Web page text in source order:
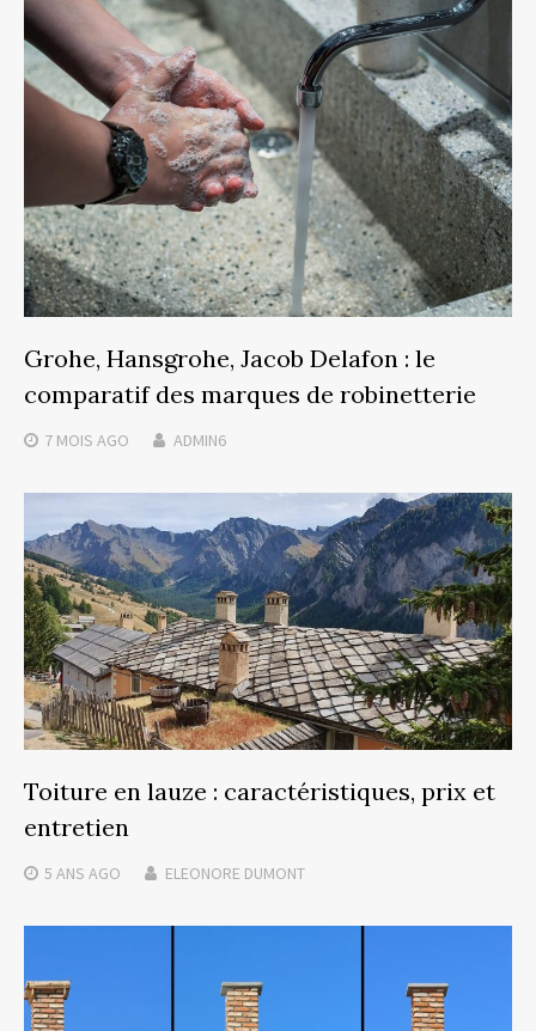
Grohe, Hansgrohe, Jacob Delafon : le
comparatif des marques de robinetterie
7 MOIS AGO ADMIN6
Toiture en lauze : caractéristiques, prix et
entretien
5 ANS AGO ELEONORE DUMONT